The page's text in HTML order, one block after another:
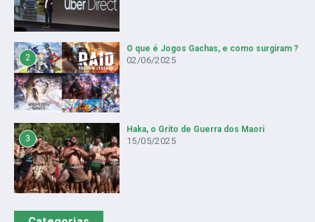
2
O que é Jogos Gachas, e como surgiram ?
02/06/2025
3
Haka, o Grito de Guerra dos Maori
15/05/2025